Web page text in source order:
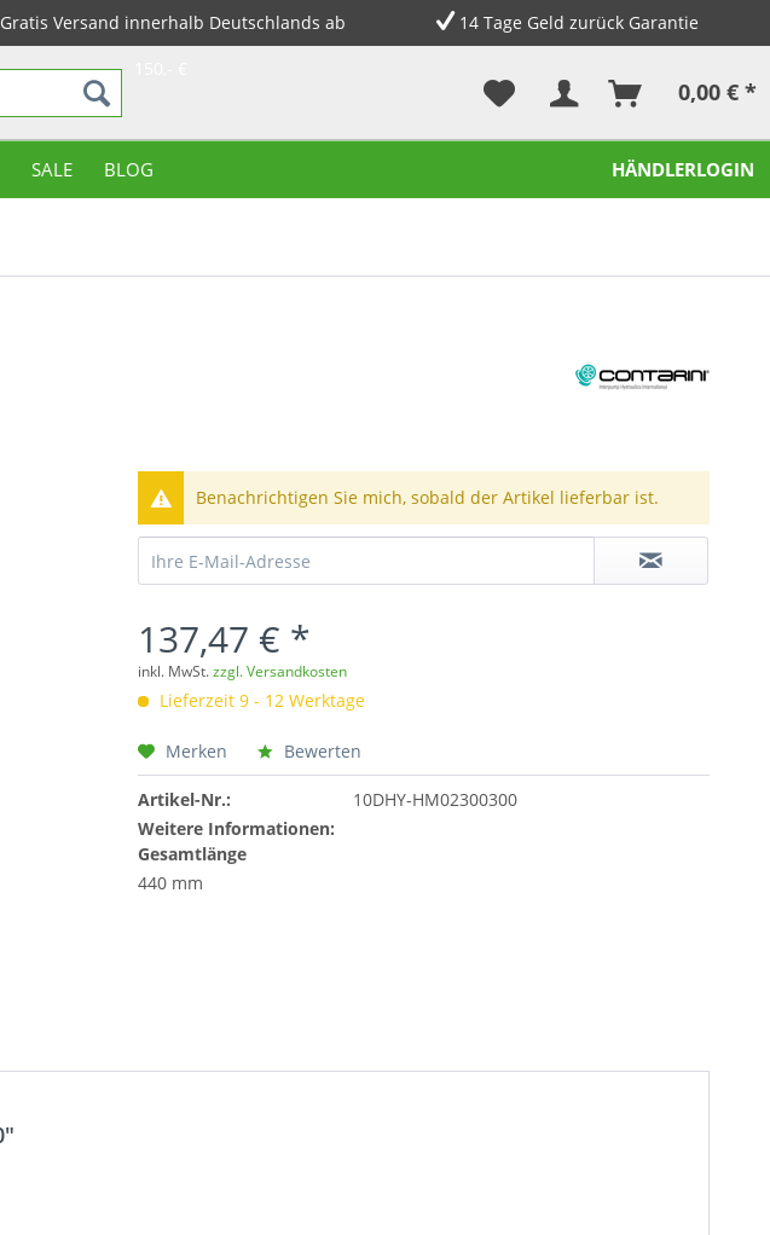
Gratis Versand innerhalb Deutschlands ab
14 Tage Geld zurück Garantie
0,00 € *
SALE BLOG HÄNDLERLOGIN
Benachrichtigen Sie mich, sobald der Artikel lieferbar ist.
137,47 € *
inkl. MwSt.zzgl. Versandkosten
Lieferzeit 9 - 12 Werktage
Merken Bewerten
Artikel-Nr.:
10DHY-HM02300300
Weitere Informationen:
Gesamtlänge
440 mm